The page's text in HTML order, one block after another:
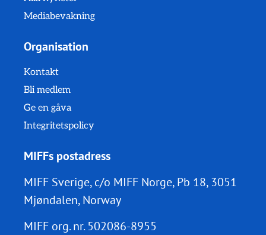
Mediabevakning
Organisation
Kontakt
Bli medlem
Ge en gåva
Integritetspolicy
MIFFs postadress
MIFF Sverige, c/o MIFF Norge, Pb 18, 3051
Mjøndalen, Norway
MIFF org. nr.502086-8955